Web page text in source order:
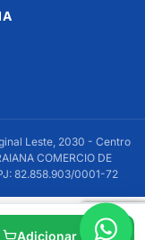
Leste, 2030 - Centro
COMERCIO DE
82.858.903/0001-72
Adicionar